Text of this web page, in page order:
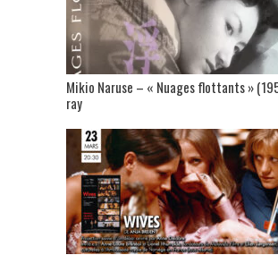
Mikio Naruse – « Nuages flottants »
ray